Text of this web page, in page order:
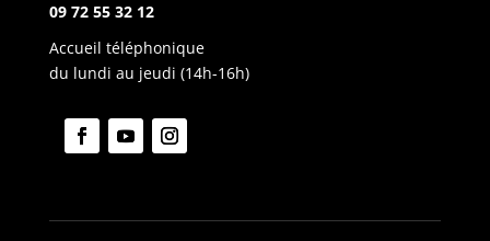
09 72 55 32 12
Accueil téléphonique
du lundi au jeudi (14h-16h)